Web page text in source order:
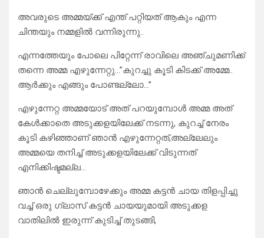
അവരുടെ അമ്മയ്ക്ക് എന്ത് പറ്റിയത് ആകും എന്ന
ചിന്തയും നമ്മളിൽ വന്നിരുന്നു..
എന്നത്തേയും പോലെ പിറ്റേന്ന് രാവിലെ അഞ്ചുമണിക്ക്
തന്നെ അമ്മ എഴുന്നേറ്റു…”കുറച്ചു കൂടി കിടക്ക് അമ്മേ..
ആർക്കും എങ്ങും പോണ്ടല്ലോ…”
എഴുന്നേറ്റ അമ്മയോട് അത് പറയുമ്പോൾ അമ്മ അത്
കേൾക്കാതെ അടുക്കളയിലേക്ക് നടന്നു, കുറച്ച് നേരം
കൂടി കഴിഞ്ഞാണ് ഞാൻ എഴുന്നേറ്റത്,അല്ലേലും
അമ്മയെ തനിച്ച് അടുക്കളയിലേക്ക് വിടുന്നത്
എനിക്കിഷ്ടമല്ല…
ഞാൻ ചെല്ലുമ്പോഴേക്കും അമ്മ കട്ടൻ ചായ തിളപ്പിച്ചു
വച്ച് ഒരു ഗ്ലാസ് കട്ടൻ ചായയുമായി അടുക്കള
വാതിലിൽ ഇരുന്ന് കുടിച്ച് തുടങ്ങി,